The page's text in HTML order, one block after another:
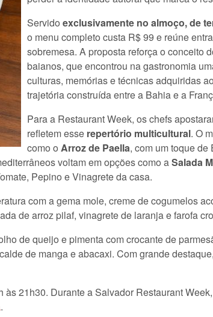
Servido exclusivamente no almoço, de
o menu completo custa R$ 99 e reúne
sobremesa. A proposta reforça o conceito
baianos, que encontrou na gastronomia
culturas, memórias e técnicas adquiridas
trajetória construída entre a Bahia e a
Para a Restaurant Week, os chefs
refletem esse repertório multicultural. O
como o Arroz de Paella, com um toque de
voltam em opções como aSalada
Pepino e Vinagrete da casa.
com a gema mole, creme de cogumelos
de arroz pilaf, vinagrete de laranja e farofa
de queijo e pimenta com crocante de
de manga e abacaxi. Com grande
21h30. Durante a Salvador Restaurant
.